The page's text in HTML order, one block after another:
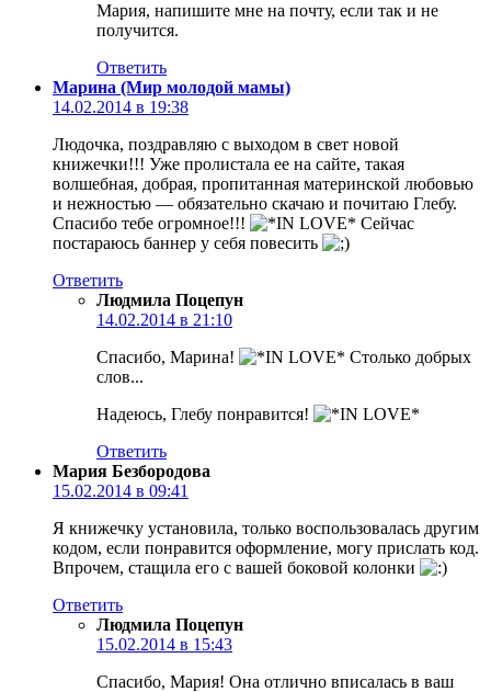
Мария, напишите мне на почту, если так и не
получится.
Ответить
Марина (Мир молодой мамы)
14.02.2014 в 19:38
Людочка, поздравляю с выходом в свет новой
книжечки!!! Уже пролистала ее на сайте, такая
волшебная, добрая, пропитанная материнской любовью
и нежностью — обязательно скачаю и почитаю Глебу.
Спасибо тебе огромное!!!
Сейчас
постараюсь баннер у себя повесить
Ответить
Людмила Поцепун
14.02.2014 в 21:10
Спасибо, Марина!
Столько добрых
слов...
Надеюсь, Глебу понравится!
Ответить
Мария Безбородова
15.02.2014 в 09:41
Я книжечку установила, только воспользовалась другим
кодом, если понравится оформление, могу прислать код.
Впрочем, стащила его с вашей боковой колонки
Ответить
Людмила Поцепун
15.02.2014 в 15:43
Спасибо, Мария! Она отлично вписалась в ваш